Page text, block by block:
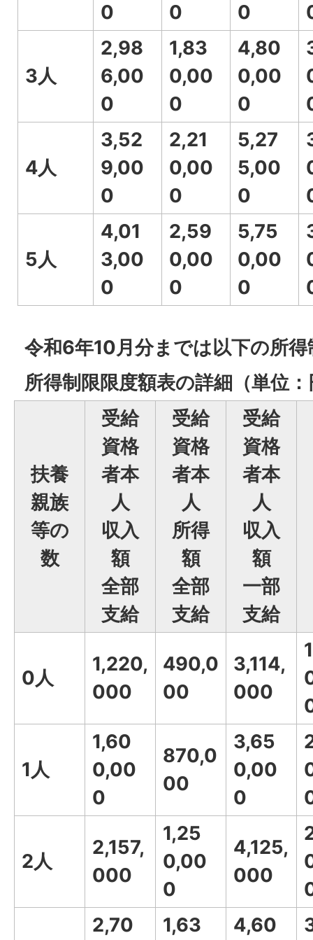
0
0
0
3人
2,98
6,00
0
1,83
0,00
0
4,80
0,00
0
4人
3,52
9,00
0
2,21
0,00
0
5,27
5,00
0
5人
4,01
3,00
0
2,59
0,00
0
5,75
0,00
0
令和6年10月分までは以下の所
所得制限限度額表の詳細（単位
扶養
親族
等の
数
受給
資格
者本
人
収入
額
全部
支給
受給
資格
者本
人
所得
額
全部
支給
受給
資格
者本
人
収入
額
一部
支給
0人
1,220,
000
490,0
00
3,114,
000
1人
1,60
0,00
0
870,0
00
3,65
0,00
0
2人
2,157,
000
1,25
0,00
0
4,125,
000
2,70
1,63
4,60